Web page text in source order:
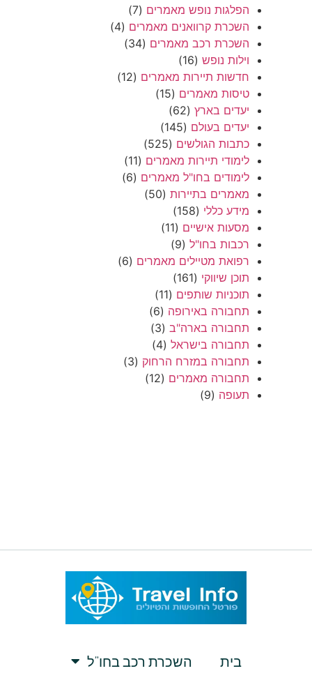
הפלגות נופש מאמרים (7)
השכרת קרוואנים מאמרים (4)
השכרת רכב מאמרים (34)
וילות נופש (16)
חדשות תיירות מאמרים (12)
טיסות מאמרים (15)
יעדים בארץ (62)
יעדים בעולם (145)
כתבות הגולשים (525)
לימודי תיירות מאמרים (11)
לימודים בחו"ל מאמרים (6)
מאמרים בתיירות (50)
מידע כללי (158)
מסעות אישיים (11)
רכבות בחו"ל (9)
רפואת מטיילים מאמרים (6)
תוכן שיווקי (161)
תוכניות שותפים (11)
תחבורה באירופה (6)
תחבורה בארה"ב (3)
תחבורה בישראל (4)
תחבורה במזרח הרחוק (3)
תחבורה מאמרים (12)
תעופה (9)
בית
השכרת רכב בחו”ל